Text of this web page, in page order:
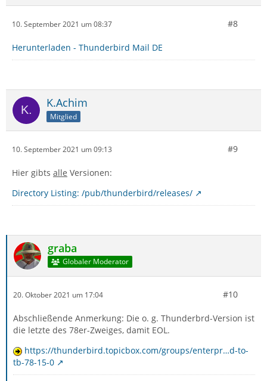
10. September 2021 um 08:37 #8
Herunterladen - Thunderbird Mail DE
K.Achim
Mitglied
10. September 2021 um 09:13 #9
Hier gibts alle Versionen:
Directory Listing: /pub/thunderbird/releases/
graba
Globaler Moderator
20. Oktober 2021 um 17:04 #10
Abschließende Anmerkung: Die o. g. Thunderbrd-Version ist
die letzte des 78er-Zweiges, damit EOL.
https://thunderbird.topicbox.com/groups/enterpr…d-to-
tb-78-15-0